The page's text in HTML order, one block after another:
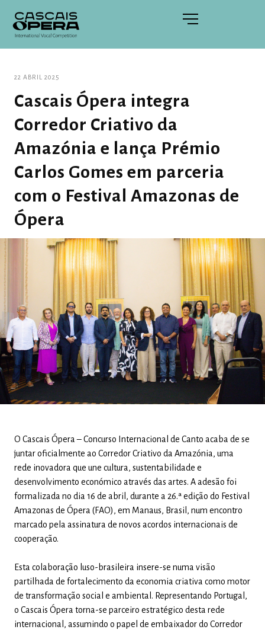
22 ABRIL 2025
Cascais Ópera integra
Corredor Criativo da
Amazónia e lança Prémio
Carlos Gomes em parceria
com o Festival Amazonas de
Ópera
O Cascais Ópera – Concurso Internacional de Canto acaba de se
juntar oficialmente ao Corredor Criativo da Amazónia, uma
rede inovadora que une cultura, sustentabilidade e
desenvolvimento económico através das artes. A adesão foi
formalizada no dia 16 de abril, durante a 26.ª edição do Festival
Amazonas de Ópera (FAO), em Manaus, Brasil, num encontro
marcado pela assinatura de novos acordos internacionais de
cooperação.
Esta colaboração luso-brasileira insere-se numa visão
partilhada de fortalecimento da economia criativa como motor
de transformação social e ambiental. Representando Portugal,
o Cascais Ópera torna-se parceiro estratégico desta rede
internacional, assumindo o papel de embaixador do Corredor